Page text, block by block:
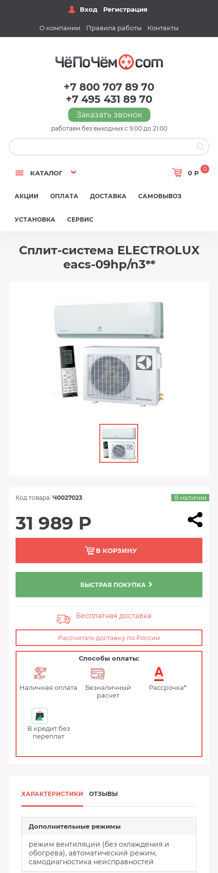
Вход Регистрация
О компании Правила работы Контакты
+7 800 707 89 70
+7 495 431 89 70
Заказать звонок
работаем без выходных с 9:00 до 21:00
КАТАЛОГ 0 Р
0
АКЦИИ ОПЛАТА ДОСТАВКА САМОВЫВОЗ
УСТАНОВКА СЕРВИС
Сплит-система ELECTROLUX
eacs-09hp/n3**
Код товара: Ч0027023 В наличии
31 989 Р
В КОРЗИНУ
БЫСТРАЯ ПОКУПКА
Бесплатная доставка
Рассчитать доставку по России
Способы оплаты:
Наличная оплата
Безналичный
расчет
Рассрочка*
В кредит без
переплат
ХАРАКТЕРИСТИКИ ОТЗЫВЫ
Дополнительные режимы
режим вентиляции (без охлаждения и
обогрева), автоматический режим,
самодиагностика неисправностей